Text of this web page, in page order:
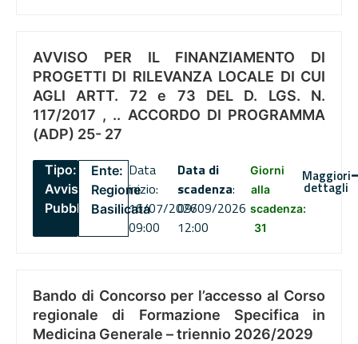
AVVISO PER IL FINANZIAMENTO DI
PROGETTI DI RILEVANZA LOCALE DI CUI
AGLI ARTT. 72 e 73 DEL D. LGS. N.
117/2017 , .. ACCORDO DI PROGRAMMA
(ADP) 25- 27
Tipo:
Avviso
Pubblico
Ente:
Regione
Basilicata
Data
inizio:
16/07/2026
09:00
Data di
scadenza:
09/09/2026
12:00
Giorni
alla
scadenza:
31
Maggiori
dettagli
Bando di Concorso per l’accesso al Corso
regionale di Formazione Specifica in
Medicina Generale – triennio 2026/2029